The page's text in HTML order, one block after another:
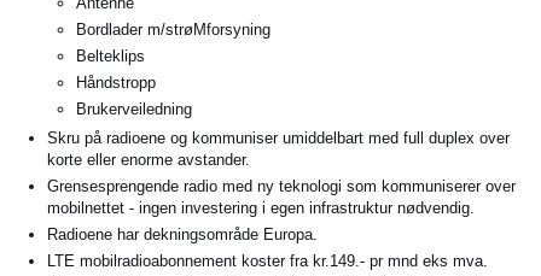
Bordlader m/strøMforsyning
Belteklips
Håndstropp
Brukerveiledning
Skru på radioene og kommuniser umiddelbart med full duplex over
korte eller enorme avstander.
Grensesprengende radio med ny teknologi som kommuniserer over
mobilnettet - ingen investering i egen infrastruktur nødvendig.
Radioene har dekningsområde Europa.
LTE mobilradioabonnement koster fra kr.149.- pr mnd eks mva.